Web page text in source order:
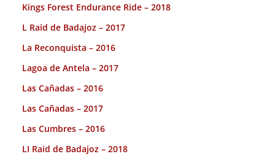
Kings Forest Endurance Ride – 2018
L Raid de Badajoz – 2017
La Reconquista – 2016
Lagoa de Antela – 2017
Las Cañadas – 2016
Las Cañadas – 2017
Las Cumbres – 2016
LI Raid de Badajoz – 2018